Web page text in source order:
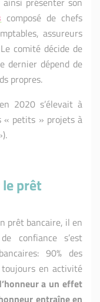
composé de chefs
assureurs
comité décide de
dernier dépend de
propres.
2020 s’élevait à
petits » projets à
prêt
prêt bancaire, il en
confiance s’est
90% des
en activité
a un effet
entraîne en